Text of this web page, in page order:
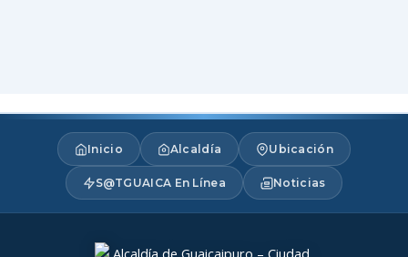
Inicio Alcaldía Ubicación
S@TGUAICA En Línea Noticias